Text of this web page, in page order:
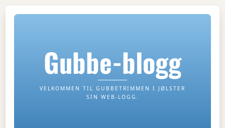
Gubbe-blogg
VELKOMMEN TIL GUBBETRIMMEN I JØLSTER
SIN WEB-LOGG.